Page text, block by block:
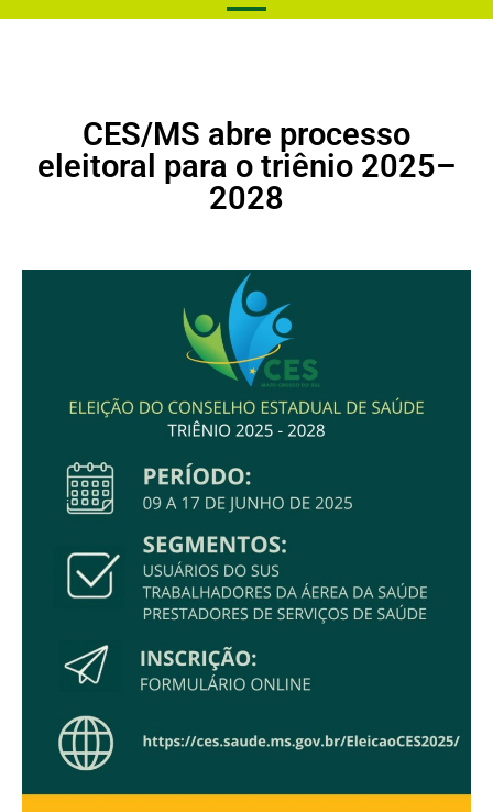
CES/MS abre processo
eleitoral para o triênio 2025–
2028